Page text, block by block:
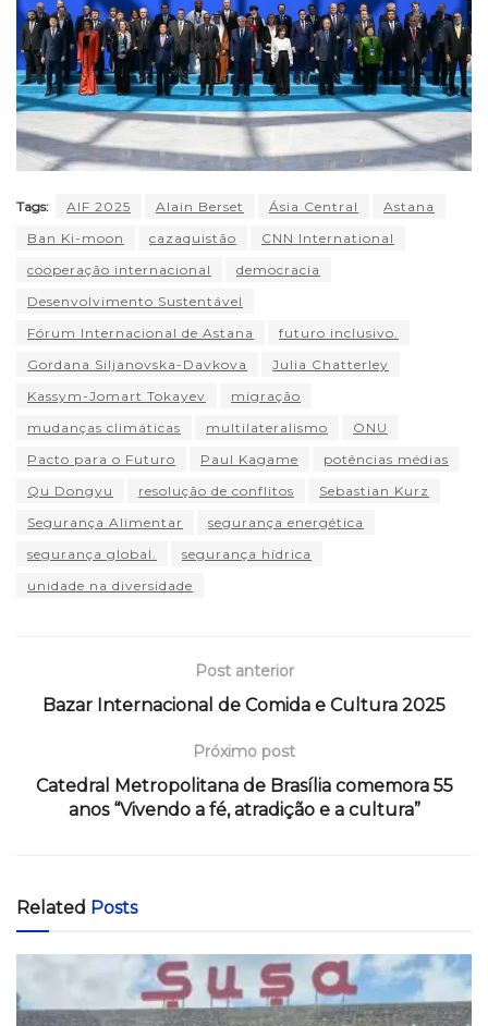
Tags: AIF 2025 Alain Berset Ásia Central
Astana
Ban Ki-moon
cazaquistão
CNN International
cooperação internacional
democracia
Desenvolvimento Sustentável
Fórum Internacional de Astana
futuro inclusivo.
Gordana Siljanovska-Davkova
Julia Chatterley
Kassym-Jomart Tokayev
migração
mudanças climáticas
multilateralismo
ONU
Pacto para o Futuro
Paul Kagame
potências médias
Qu Dongyu
resolução de conflitos
Sebastian Kurz
Segurança Alimentar
segurança energética
segurança global.
segurança hídrica
unidade na diversidade
Post anterior
Bazar Internacional de Comida e Cultura 2025
Próximo post
Catedral Metropolitana de Brasília comemora 55
anos “Vivendo a fé, atradição e a cultura”
Related Posts